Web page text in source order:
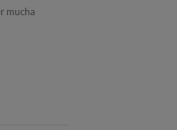
mucha